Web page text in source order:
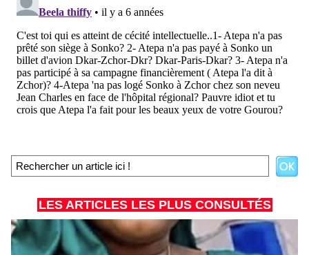
LES ARTICLES LES PLUS CONSULTÉS